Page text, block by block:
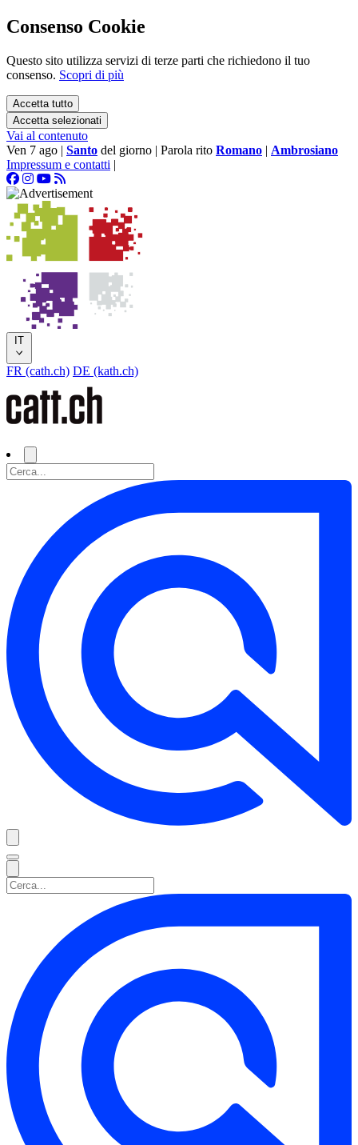
Consenso Cookie
Questo sito utilizza servizi di terze parti che richiedono il tuo
consenso. Scopri di più
Accetta tutto
Accetta selezionati
Vai al contenuto
Ven 7 ago | Santo del giorno | Parola rito Romano | Ambrosiano
Impressum e contatti |
IT
FR (cath.ch) DE (kath.ch)